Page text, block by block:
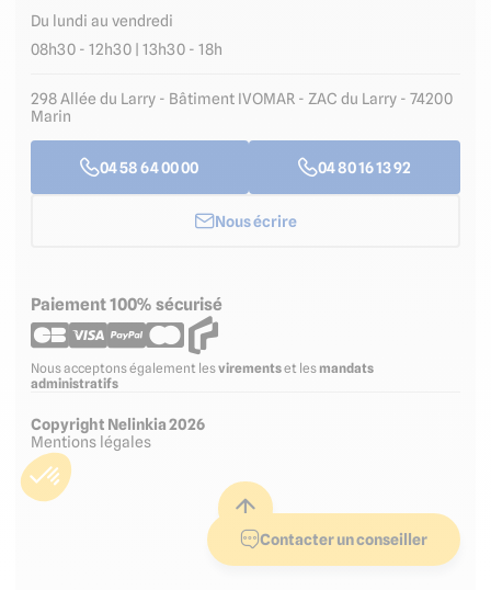
Contacter un conseiller
Du lundi au vendredi
08h30 - 12h30 | 13h30 - 18h
298 Allée du Larry - Bâtiment IVOMAR - ZAC du Larry - 74200
Marin
04 58 64 00 00 04 80 16 13 92
Nous écrire
Paiement 100% sécurisé
Nous acceptons également lesvirementset les mandats
administratifs
Copyright Nelinkia 2026
Mentions légales